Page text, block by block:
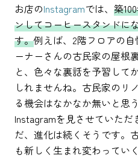
お店のInstagramでは、 築
ンしてコーヒースタンドに
す。例えば、2階フロアの
ーナーさんの古民家の屋根
と、色々な裏話を予習して
しれませんね。古民家のリ
る機会はなかなか無いと思
Instagramを見させていた
だ、進化は続くそうです。
も新しく生まれ変わってい